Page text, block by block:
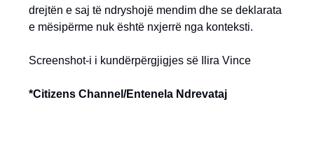
drejtën e saj të ndryshojë mendim dhe se deklarata
e mësipërme nuk është nxjerrë nga konteksti.
Screenshot-i i kundërpërgjigjes së Ilira Vince
*Citizens Channel/Entenela Ndrevataj